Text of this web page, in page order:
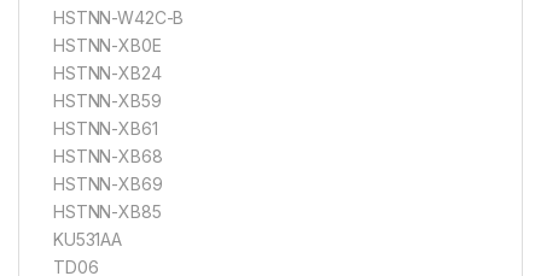
HSTNN-W42C-B
HSTNN-XB0E
HSTNN-XB24
HSTNN-XB59
HSTNN-XB61
HSTNN-XB68
HSTNN-XB69
HSTNN-XB85
KU531AA
TD06